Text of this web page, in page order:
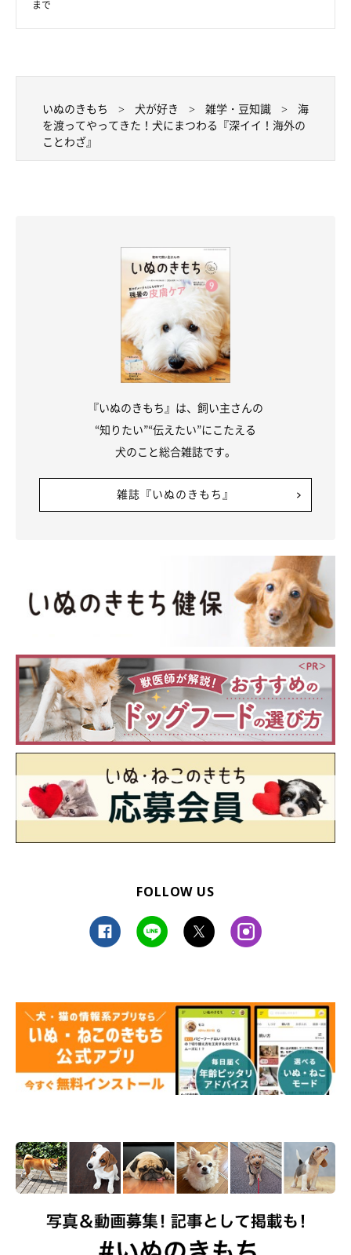
ね。一つ前のことわざと同じように、最後に残るのは人間と犬の
絆なのかもしれません。犬の行動から学べることはたくさんあり
海外では独自の文化や犬との暮らしの中で、ことわざや格言が生
まれてきました。しかし、人間と犬の深い絆があるという部分
は、どこの国でも変わらないのではないでしょうか。国によって
（監修：日本動物科学研究所所長 今泉忠明先生、ことわざ学会
※写真はスマホアプリ「まいにちのいぬ・ねこのきもち」で投稿
※記事と写真に関連性はありませんので予めご了承ください。
まで
いぬのきもち 犬が好き 雑学・豆知識
海
を渡ってやってきた！犬にまつわる『深イイ！海外の
ことわざ』
『いぬのきもち』は、飼い主さんの
“知りたい”“伝えたい”にこたえる
犬のこと総合雑誌です。
雑誌『いぬのきもち』
FOLLOW US